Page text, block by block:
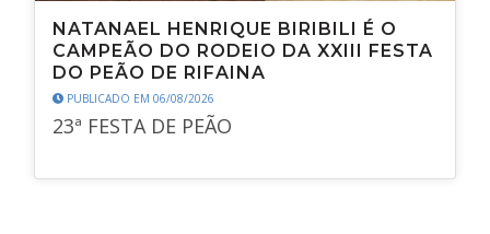
NATANAEL HENRIQUE BIRIBILI É O
CAMPEÃO DO RODEIO DA XXIII FESTA
DO PEÃO DE RIFAINA
PUBLICADO EM 06/08/2026
23ª FESTA DE PEÃO